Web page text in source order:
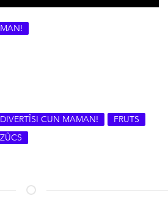
DIVERTÎSI CUN MAMAN!
FRUTS
ZÛCS